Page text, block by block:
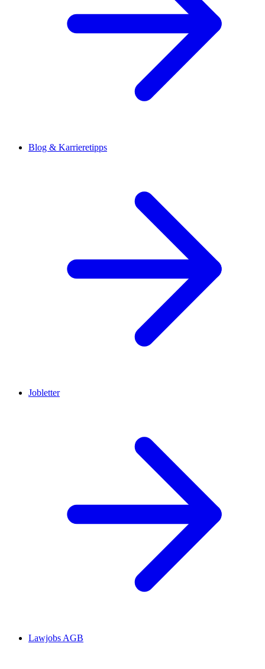
Blog & Karrieretipps
Jobletter
Lawjobs AGB